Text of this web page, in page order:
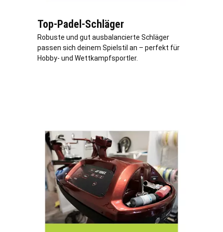
Top-Padel-Schläger
Robuste und gut ausbalancierte Schläger
passen sich deinem Spielstil an – perfekt für
Hobby- und Wettkampfsportler.